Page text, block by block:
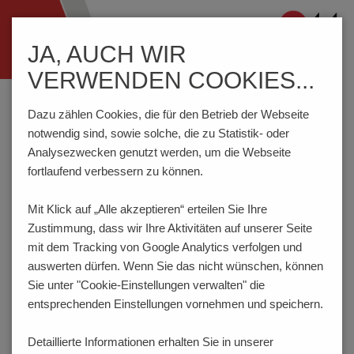
ein-/ausblenden
Home Komponenten Schalter Tastschalter THU10U
PRODUKTKONFIGURATOR
Hier haben Sie die Möglichkeit für das Produkt
verschiedene Eigenschaften festzulegen, die Ihren
Anforderungen entsprechen. Der Bestellcode wird dabei
dynamisch generiert und angezeigt.
BETÄTIGUNGSKRAFT | LEBENSDAUER
JA, AUCH WIR
VERWENDEN COOKIES...
Dazu zählen Cookies, die für den Betrieb der Webseite
notwendig sind, sowie solche, die zu Statistik- oder
Analysezwecken genutzt werden, um die Webseite
fortlaufend verbessern zu können.
Mit Klick auf „Alle akzeptieren“ erteilen Sie Ihre
Zustimmung, dass wir Ihre Aktivitäten auf unserer Seite
mit dem Tracking von Google Analytics verfolgen und
auswerten dürfen. Wenn Sie das nicht wünschen, können
Sie unter "Cookie-Einstellungen verwalten" die
entsprechenden Einstellungen vornehmen und speichern.
Detaillierte Informationen erhalten Sie in unserer